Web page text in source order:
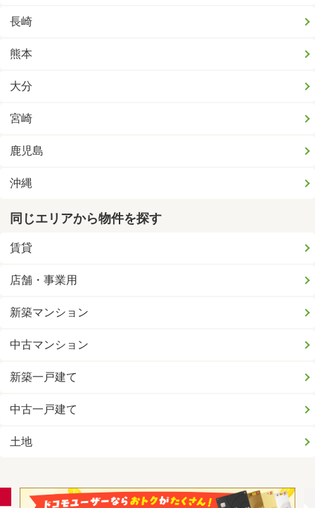
長崎
熊本
大分
宮崎
鹿児島
沖縄
同じエリアから物件を探す
賃貸
店舗・事業用
新築マンション
中古マンション
新築一戸建て
中古一戸建て
土地